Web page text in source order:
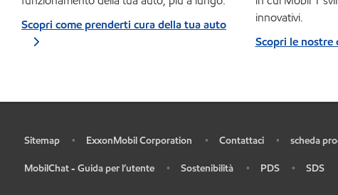
Scopri come prenderti cura della tua auto
innovativi.
Scopri le nostre
Sitemap • ExxonMobil Corporation • Contattaci • scheda
MobilChat - Guida per l’utente • Sostenibilità • PDS • SDS